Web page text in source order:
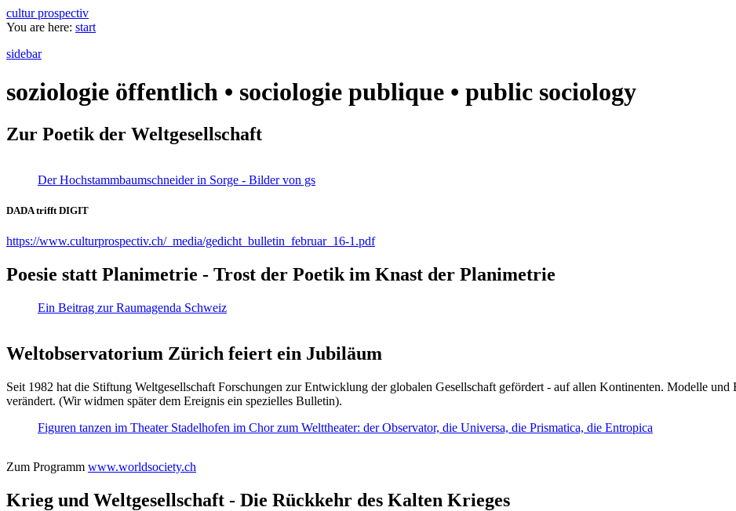
cultur prospectiv
You are here: start
sidebar
soziologie öffentlich • sociologie publique • public sociology
Zur Poetik der Weltgesellschaft
Der Hochstammbaumschneider in Sorge - Bilder von gs
DADA trifft DIGIT
https://www.culturprospectiv.ch/_media/gedicht_bulletin_februar_16-1.pdf
Poesie statt Planimetrie - Trost der Poetik im Knast der Planimetrie
Ein Beitrag zur Raumagenda Schweiz
Weltobservatorium Zürich feiert ein Jubiläum
Seit 1982 hat die Stiftung Weltgesellschaft Forschungen zur Entwicklung der globalen Gesellschaft gefördert - auf allen Kontinenten. Modelle
verändert. (Wir widmen später dem Ereignis ein spezielles Bulletin).
Figuren tanzen im Theater Stadelhofen im Chor zum Welttheater: der Observator, die Universa, die Prismatica, die Entropica
Zum Programm www.worldsociety.ch
Krieg und Weltgesellschaft - Die Rückkehr des Kalten Krieges